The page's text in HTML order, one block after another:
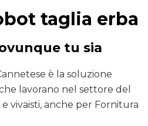
taglia erba
tu sia
è la soluzione
lavorano nel settore del
vivaisti, anche per Fornitura